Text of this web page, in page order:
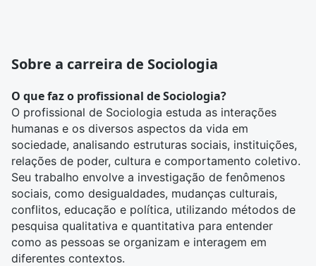
Sobre a carreira de Sociologia
O que faz o profissional de Sociologia?
O profissional de Sociologia estuda as interações
humanas e os diversos aspectos da vida em
sociedade, analisando estruturas sociais, instituições,
relações de poder, cultura e comportamento coletivo.
Seu trabalho envolve a investigação de fenômenos
sociais, como desigualdades, mudanças culturais,
conflitos, educação e política, utilizando métodos de
pesquisa qualitativa e quantitativa para entender
como as pessoas se organizam e interagem em
diferentes contextos.